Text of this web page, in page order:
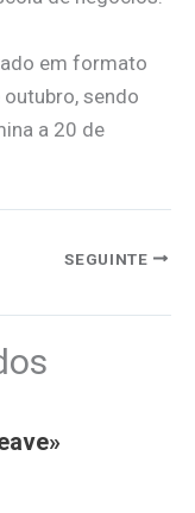
em formato
sendo
a 20 de
SEGUINTE